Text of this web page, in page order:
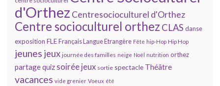
d'Orthez Centresocioculturel d'Orthez
Centre socioculturel orthez CLAS danse
exposition FLE Français Langue Etrangère Fête hip-Hop Hip Hop
jeunes jeux journée des familles neige Noël nutrition orthez
partagequiz soirée jeux sortie spectacle Théâtre
vacances vide grenier Voeux été